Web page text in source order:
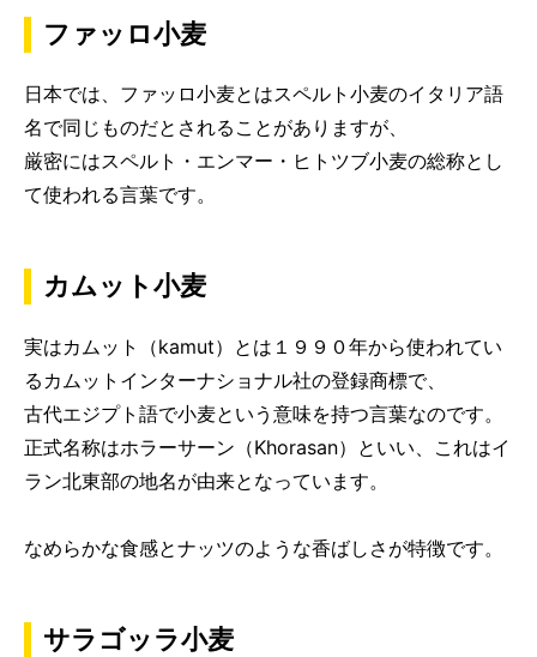
ファッロ小麦
日本では、ファッロ小麦とはスペルト小麦のイタリア語
名で同じものだとされることがありますが、
厳密にはスペルト・エンマー・ヒトツブ小麦の総称とし
て使われる言葉です。
カムット小麦
実はカムット（kamut）とは１９９０年から使われてい
るカムットインターナショナル社の登録商標で、
古代エジプト語で小麦という意味を持つ言葉なのです。
正式名称はホラーサーン（Khorasan）といい、これはイ
ラン北東部の地名が由来となっています。
なめらかな食感とナッツのような香ばしさが特徴です。
サラゴッラ小麦